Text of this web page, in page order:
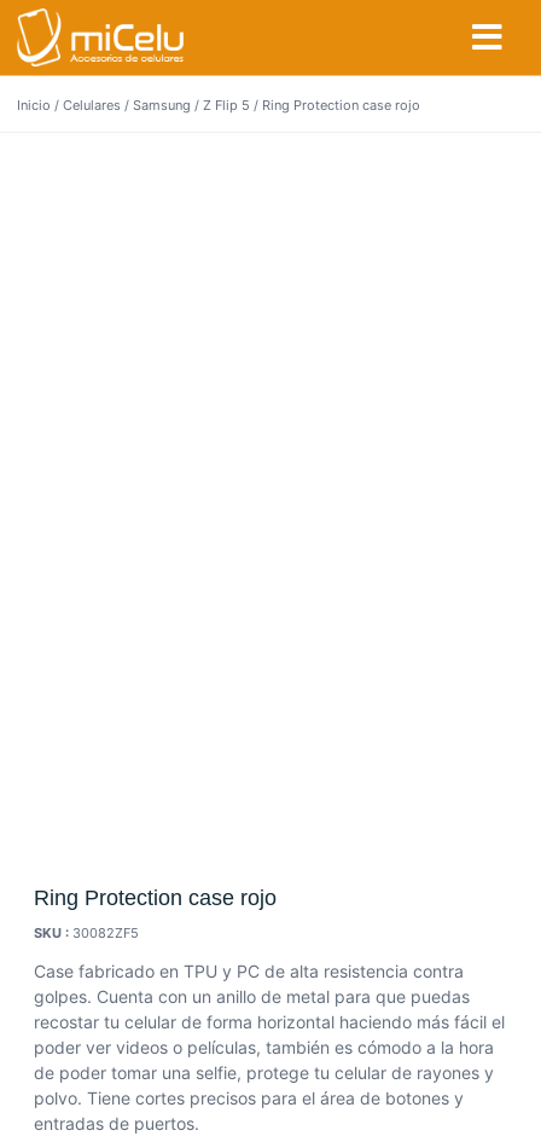
Inicio / Celulares / Samsung / Z Flip 5 / Ring Protection case rojo
Ring Protection case rojo
SKU : 30082ZF5
Case fabricado en TPU y PC de alta resistencia contra
golpes. Cuenta con un anillo de metal para que puedas
recostar tu celular de forma horizontal haciendo más fácil el
poder ver videos o películas, también es cómodo a la hora
de poder tomar una selfie, protege tu celular de rayones y
polvo. Tiene cortes precisos para el área de botones y
entradas de puertos.